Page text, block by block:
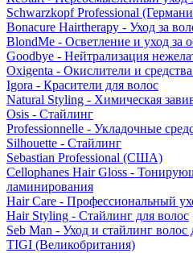
Schwarzkopf Professional
Bonacure Hairtherapy - Уход за
BlondMe - Осветление и уход за
Goodbye - Нейтрализация
Oxigenta - Окислители и
Igora - Красители для волос
Natural Styling - Химическая
Osis - Стайлинг
Professionnelle - Укладочные
Silhouette - Стайлинг
Sebastian Professional (США)
Cellophanes Hair Gloss -
ламинирования
Hair Care - Профессиональный
Hair Styling - Стайлинг для волос
Seb Man - Уход и стайлинг
TIGI (Великобритания)